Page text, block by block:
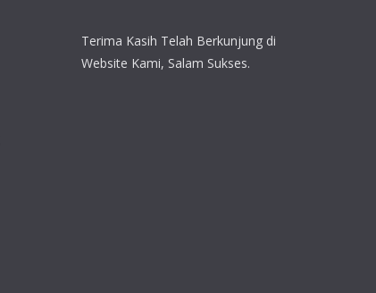
Terima Kasih Telah Berkunjung di
Website Kami, Salam Sukses.